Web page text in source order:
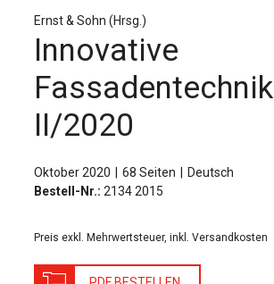
Sprache / Language: DE
Ernst & Sohn (Hrsg.)
Innovative
Fassadentechnik
II/2020
Oktober 2020 68 Seiten
Deutsch
Bestell-Nr.: 2134 2015
Preis exkl. Mehrwertsteuer, inkl. Versandkosten